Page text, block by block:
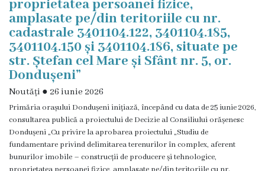
Dispozițiile
primarului
Rapoartele
primarului
Declarația
de
răspundere
proprietatea persoanei fizice,
amplasate pe/din teritoriile cu nr.
cadastrale 3401104.122, 3401104.185,
3401104.150 și 3401104.186, situate pe
str. Ștefan cel Mare și Sfânt nr. 5, or.
Dondușeni”
Noutăți ● 26 iunie 2026
Primăria orașului Dondușeni inițiază, începând cu data de 25 iunie 2026,
consultarea publică a proiectului de Decizie al Consiliului orășenesc
Dondușeni „Cu privire la aprobarea proiectului „Studiu de
fundamentare privind delimitarea terenurilor în complex, aferent
bunurilor imobile – construcții de producere și tehnologice,